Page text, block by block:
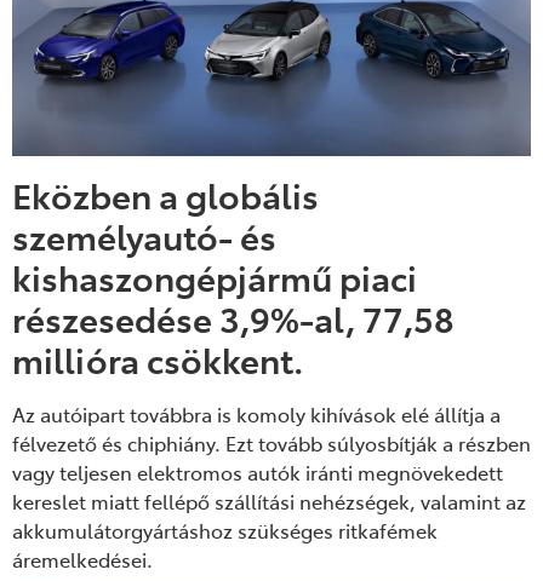
Eközben a globális
személyautó- és
kishaszongépjármű piaci
részesedése 3,9%-al, 77,58
millióra csökkent.
Az autóiparttovábbra is komoly kihívások elé állítja a
félvezető és chiphiány. Ezttovább súlyosbítják a részben
vagy teljesen elektromos autók iránti megnövekedett
kereslet miatt fellépő szállítási nehézségek, valamint az
akkumulátorgyártáshoz szükséges ritkafémek
áremelkedései.